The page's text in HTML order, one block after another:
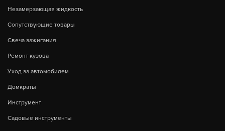
Незамерзающая жидкость
Сопутствующие товары
Свеча зажигания
Ремонт кузова
Уход за автомобилем
Домкраты
Инструмент
Садовые инструменты